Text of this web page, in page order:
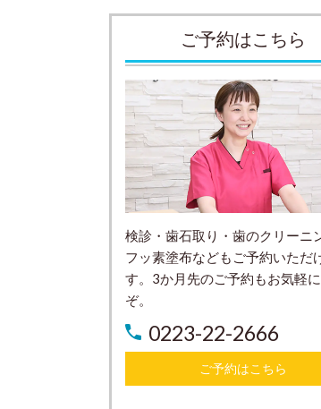
ご予約はこちら
検診・歯石取り・歯のクリーニ
フッ素塗布などもご予約いただ
す。3か月先のご予約もお気軽に
ぞ。
0223-22-2666
ご予約はこちら